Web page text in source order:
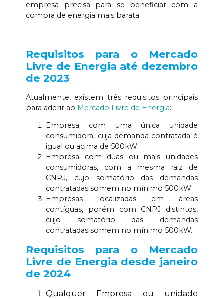
empresa precisa para se beneficiar com a
compra de energia mais barata.
Requisitos para o Mercado
Livre de Energia até dezembro
de 2023
Atualmente, existem três requisitos principais
para aderir ao Mercado Livre de Energia:
Empresa com uma única unidade
consumidora, cuja demanda contratada é
igual ou acima de 500kW;
Empresa com duas ou mais unidades
consumidoras, com a mesma raiz de
CNPJ, cujo somatório das demandas
contratadas somem no mínimo 500kW;
Empresas localizadas em áreas
contíguas, porém com CNPJ distintos,
cujo somatório das demandas
contratadas somem no mínimo 500kW.
Requisitos para o Mercado
Livre de Energia desde janeiro
de 2024
Qualquer Empresa ou unidade